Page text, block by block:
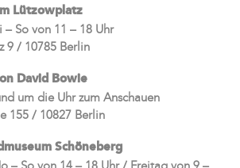
Lützowplatz
– So von 11 – 18 Uhr
9 / 10785 Berlin
David Bowie
um die Uhr zum Anschauen
155 / 10827 Berlin
Schöneberg